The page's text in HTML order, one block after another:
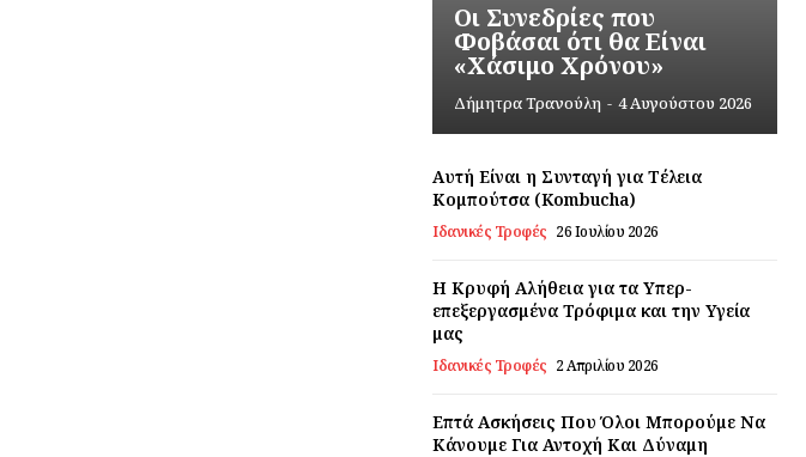
Οι Συνεδρίες που
Φοβάσαι ότι θα Είναι
«Χάσιμο Χρόνου»
Δήμητρα Τρανούλη - 4 Αυγούστου 2026
Αυτή Είναι η Συνταγή για Τέλεια
Κομπούτσα (Kombucha)
Ιδανικές Τροφές 26 Ιουλίου 2026
Η Κρυφή Αλήθεια για τα Υπερ-
επεξεργασμένα Τρόφιμα και την Υγεία
μας
Ιδανικές Τροφές 2 Απριλίου 2026
Επτά Ασκήσεις Που Όλοι Μπορούμε Να
Κάνουμε Για Αντοχή Και Δύναμη